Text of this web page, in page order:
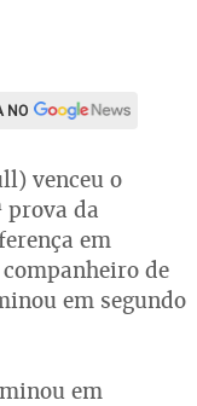
NO
venceu o
prova da
em
de
em segundo
em